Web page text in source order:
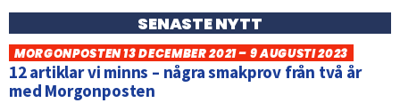
SENASTE NYTT
MORGONPOSTEN 13 DECEMBER 2021 – 9 AUGUSTI 2023
12 artiklar vi minns – några smakprov från två år
med Morgonposten